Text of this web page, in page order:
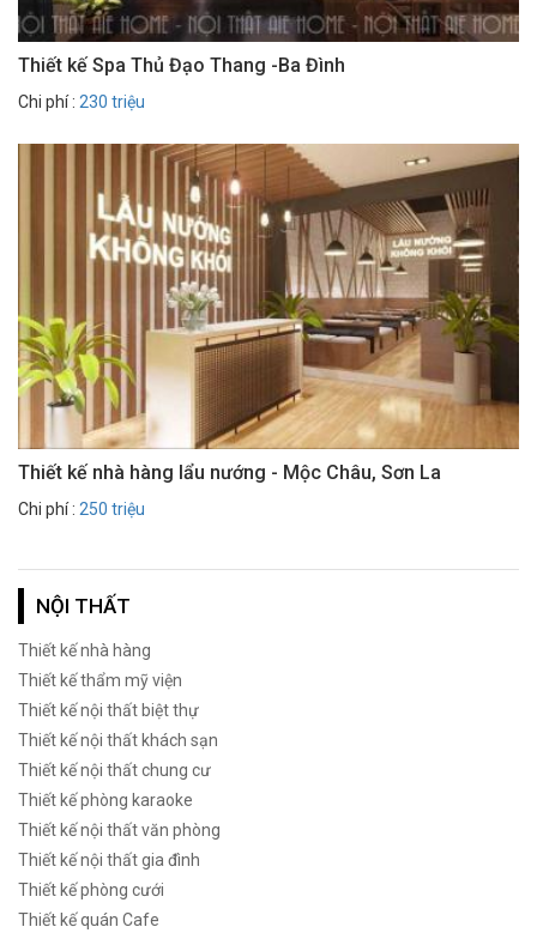
Thiết kế Spa Thủ Đạo Thang -Ba Đình
Chi phí : 230 triệu
Thiết kế nhà hàng lẩu nướng - Mộc Châu, Sơn La
Chi phí : 250 triệu
NỘI THẤT
Thiết kế nhà hàng
Thiết kế thẩm mỹ viện
Thiết kế nội thất biệt thự
Thiết kế nội thất khách sạn
Thiết kế nội thất chung cư
Thiết kế phòng karaoke
Thiết kế nội thất văn phòng
Thiết kế nội thất gia đình
Thiết kế phòng cưới
Thiết kế quán Cafe